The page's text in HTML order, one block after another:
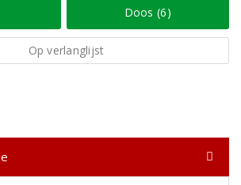
Doos (6)
Op verlanglijst